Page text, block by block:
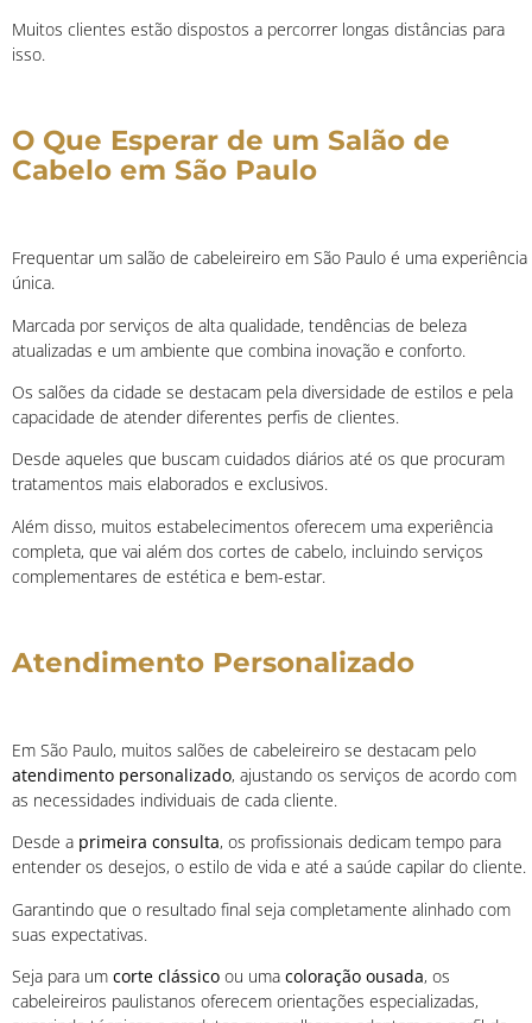
Muitos clientes estão dispostos a percorrer longas distâncias para
isso.
O Que Esperar de um Salão de
Cabelo em São Paulo
Frequentar um salão de cabeleireiro em São Paulo é uma experiência
única.
Marcada por serviços de alta qualidade, tendências de beleza
atualizadas e um ambiente que combina inovação e conforto.
Os salões da cidade se destacam pela diversidade de estilos e pela
capacidade de atender diferentes perfis de clientes.
Desde aqueles que buscam cuidados diários até os que procuram
tratamentos mais elaborados e exclusivos.
Além disso, muitos estabelecimentos oferecem uma experiência
completa, que vai além dos cortes de cabelo, incluindo serviços
complementares de estética e bem-estar.
Atendimento Personalizado
Em São Paulo, muitos salões de cabeleireiro se destacam pelo
atendimento personalizado, ajustando os serviços de acordo com
as necessidades individuais de cada cliente.
Desde a primeira consulta, os profissionais dedicam tempo para
entender os desejos, o estilo de vida e até a saúde capilar do cliente.
Garantindo que o resultado final seja completamente alinhado com
suas expectativas.
Seja para um corte clássico ou uma coloração ousada, os
cabeleireiros paulistanos oferecem orientações especializadas,